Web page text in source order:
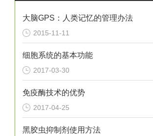
大脑GPS：人类记忆的管理办法
2015-11-11
细胞系统的基本功能
2017-03-30
免疫酶技术的优势
2017-04-25
黑胶虫抑制剂使用方法